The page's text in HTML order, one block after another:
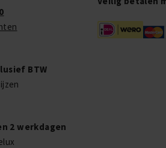
BTW
2 werkdagen